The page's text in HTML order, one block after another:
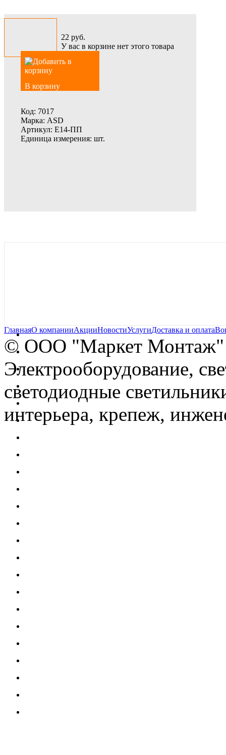
22 руб.
У вас в корзине нет этого товара
В корзину
Код: 7017
Марка: ASD
Артикул: Е14-ПП
Единица измерения: шт.
ГлавнаяО компанииАкцииНовостиУслугиДоставка и оплата
© OOO "Маркет Монтаж"
Электрооборудование,
светодиодные
интерьера, крепеж,